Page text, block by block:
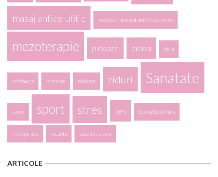
masaj anticelulitic metode tratament anti imbatranire
mezoterapie picioare pielea plaja
primavara proteine relaxare riduri Sanatate
somn sport stres ten toxina botulinica
transpiratie vacanta vacanta de vara
ARTICOLE